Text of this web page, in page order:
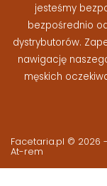
jesteśmy
bezpośrednio
dystrybutorów.
nawigację
męskich
Facetaria.pl © 2026
At-rem